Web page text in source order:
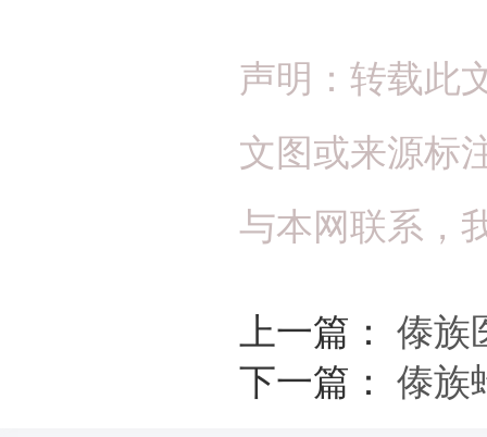
声明：转载此
文图或来源标
与本网联系，
上一篇： 傣族
下一篇： 傣族